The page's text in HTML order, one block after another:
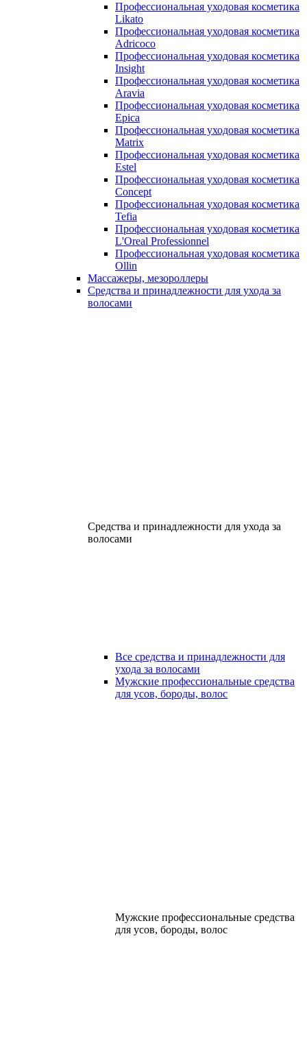
Профессиональная уходовая косметика
Likato
Профессиональная уходовая косметика
Adricoco
Профессиональная уходовая косметика
Insight
Профессиональная уходовая косметика
Aravia
Профессиональная уходовая косметика
Epica
Профессиональная уходовая косметика
Matrix
Профессиональная уходовая косметика
Estel
Профессиональная уходовая косметика
Concept
Профессиональная уходовая косметика
Tefia
Профессиональная уходовая косметика
L'Oreal Professionnel
Профессиональная уходовая косметика
Ollin
Массажеры, мезороллеры
Средства и принадлежности для ухода за
волосами
Средства и принадлежности для ухода за
волосами
Все средства и принадлежности для
ухода за волосами
Мужские профессиональные средства
для усов, бороды, волос
Мужские профессиональные средства
для усов, бороды, волос